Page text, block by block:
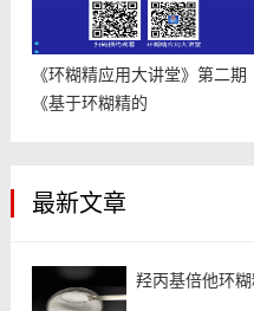
《环糊精应用大讲堂》第二期
《基于环糊精的
最新文章
羟丙基倍他环